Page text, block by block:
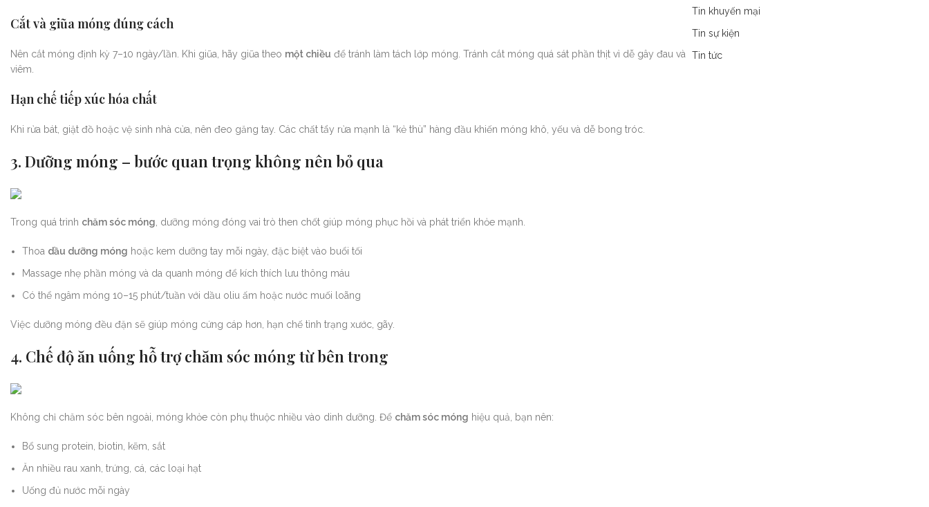
Cắt và giũa móng đúng cách
Nên cắt móng định kỳ 7–10 ngày/lần. Khi giũa, hãy giũa theo một chiều để tránh làm tách lớp móng. Tránh cắt móng quá sát phần thịt vì dễ gây đau và
viêm.
Hạn chế tiếp xúc hóa chất
Khi rửa bát, giặt đồ hoặc vệ sinh nhà cửa, nên đeo găng tay. Các chất tẩy rửa mạnh là “kẻ thù” hàng đầu khiến móng khô, yếu và dễ bong tróc.
3. Dưỡng móng – bước quan trọng không nên bỏ qua
Trong quá trình chăm sóc móng , dưỡng móng đóng vai trò then chốt giúp móng phục hồi và phát triển khỏe mạnh.
Thoa dầu dưỡng móng hoặc kem dưỡng tay mỗi ngày, đặc biệt vào buổi tối
Massage nhẹ phần móng và da quanh móng để kích thích lưu thông máu
Có thể ngâm móng 10–15 phút/tuần với dầu oliu ấm hoặc nước muối loãng
Việc dưỡng móng đều đặn sẽ giúp móng cứng cáp hơn, hạn chế tình trạng xước, gãy.
4. Chế độ ăn uống hỗ trợ chăm sóc móng từ bên trong
Không chỉ chăm sóc bên ngoài, móng khỏe còn phụ thuộc nhiều vào dinh dưỡng. Để chăm sóc móng hiệu quả, bạn nên:
Bổ sung protein, biotin, kẽm, sắt
Ăn nhiều rau xanh, trứng, cá, các loại hạt
Uống đủ nước mỗi ngày
Tin khuyến mại
Tin sự kiện
Tin tức